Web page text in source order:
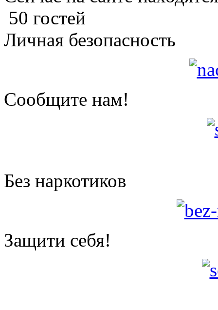
50 гостей
Личная безопасность
Сообщите нам!
Без наркотиков
Защити себя!